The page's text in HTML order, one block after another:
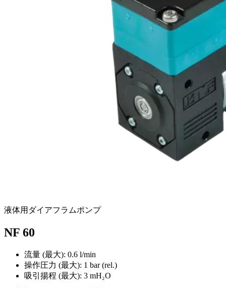
液体用ダイアフラムポンプ
NF 60
流量 (最大): 0.6 l/min
操作圧力 (最大): 1 bar (rel.)
吸引揚程 (最大): 3 mH₂O